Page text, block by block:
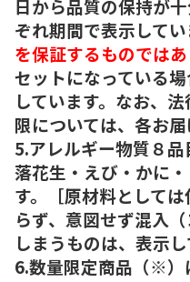
日から品質の保持が
ぞれ期間で表示してい
を保証するものではあ
セットになっている
しています。なお、
限については、各お届
5.アレルギー物質８
落花生・えび・かに
す。［原材料として
らず、意図せず混入
しまうものは、表示し
6.数量限定商品（※）